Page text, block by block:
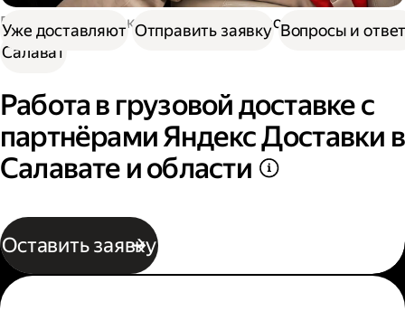
Работа в Доставке
Работа в грузовой доставке
Салават
Работа в грузовой доставке с
партнёрами Яндекс Доставки в
Салавате и области
Оставить заявку
Уже доставляют Отправить заявку Вопросы и